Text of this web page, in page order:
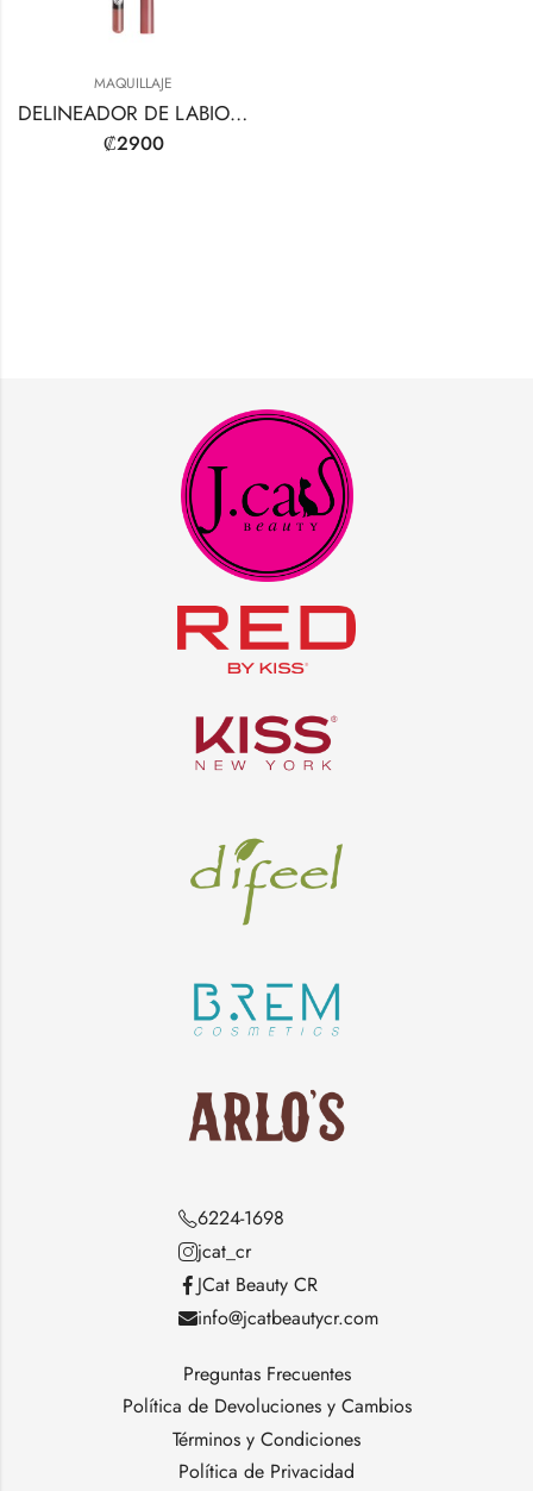
MAQUILLAJE
DELINEADOR DE LABIOS TOTALMENTE ADICCIÓN PRO DEFINE
₡2900
6224-1698
jcat_cr
JCat Beauty CR
info@jcatbeautycr.com
Preguntas Frecuentes
Política de Devoluciones y Cambios
Términos y Condiciones
Política de Privacidad